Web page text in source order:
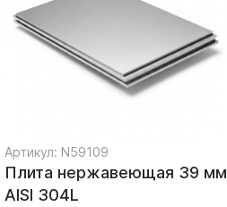
Артикул: N59109
Плита нержавеющая 39 мм
AISI 304L